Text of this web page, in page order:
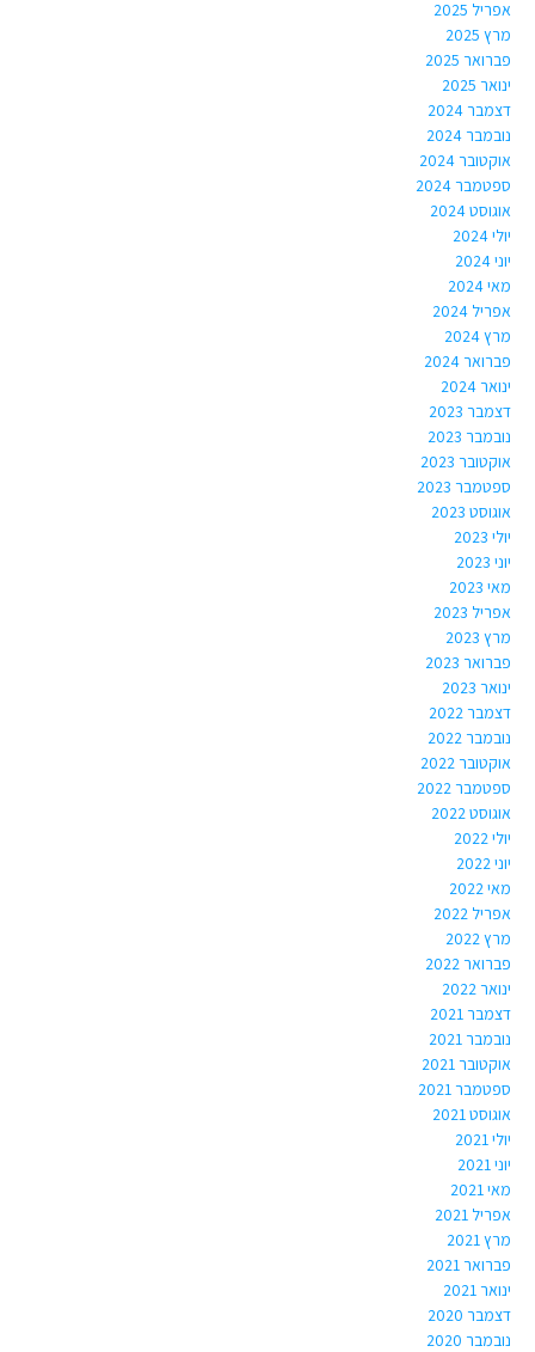
אפריל 2025
מרץ 2025
פברואר 2025
ינואר 2025
דצמבר 2024
נובמבר 2024
אוקטובר 2024
ספטמבר 2024
אוגוסט 2024
יולי 2024
יוני 2024
מאי 2024
אפריל 2024
מרץ 2024
פברואר 2024
ינואר 2024
דצמבר 2023
נובמבר 2023
אוקטובר 2023
ספטמבר 2023
אוגוסט 2023
יולי 2023
יוני 2023
מאי 2023
אפריל 2023
מרץ 2023
פברואר 2023
ינואר 2023
דצמבר 2022
נובמבר 2022
אוקטובר 2022
ספטמבר 2022
אוגוסט 2022
יולי 2022
יוני 2022
מאי 2022
אפריל 2022
מרץ 2022
פברואר 2022
ינואר 2022
דצמבר 2021
נובמבר 2021
אוקטובר 2021
ספטמבר 2021
אוגוסט 2021
יולי 2021
יוני 2021
מאי 2021
אפריל 2021
מרץ 2021
פברואר 2021
ינואר 2021
דצמבר 2020
נובמבר 2020